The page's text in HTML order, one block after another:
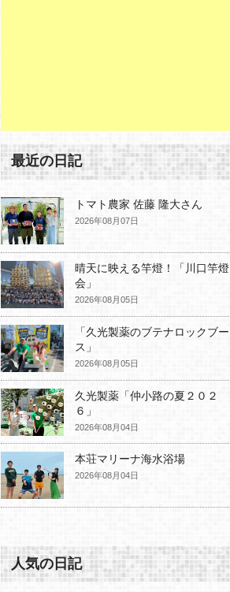
最近の日記
トマト農家 佐藤 隆大さん
2026年08月07日
晴天に映える竿燈！「川口竿燈
会」
2026年08月05日
「久光製薬のブテナロックブー
ス」
2026年08月05日
久光製薬「仲小路の夏２０２
６」
2026年08月04日
本荘マリーナ海水浴場
2026年08月04日
人気の日記